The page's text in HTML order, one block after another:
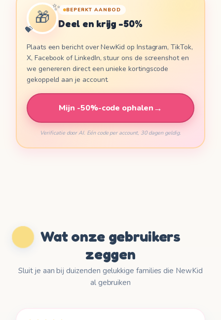
🇫🇮Suomi
🇳🇴
🇨🇿Čeština
🇸🇰
🇭🇺Magyar
🇭🇷
🇸🇮
🎁
✨
💝
BEPERKT AANBOD
Deel en krijg -50%
Plaats een bericht over NewKid op Instagram, TikTok,
X, Facebook of LinkedIn, stuur ons de screenshot en
we genereren direct een unieke kortingscode
gekoppeld aan je account.
Mijn -50%-code ophalen→
Verificatie door AI. Eén code per account, 30 dagen geldig.
Wat onze gebruikers
zeggen
Sluit je aan bij duizenden gelukkige families die NewKid
al gebruiken